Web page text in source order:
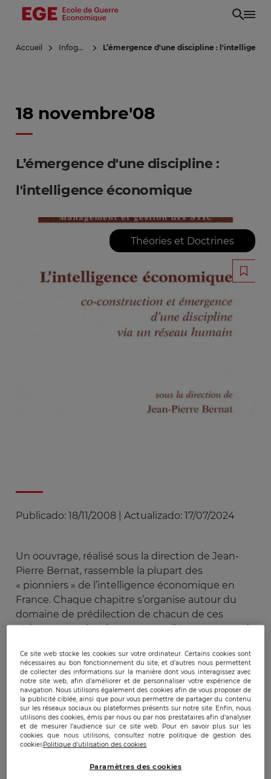
Aller
principal
Accueil Infoguerre L’émergence d'une discipline :
18 novembre'08
L’émergence d'une discipline :
l'intelligence économique
Théories et Doctrines
Publicado: 18/11/2008 Actualizado: 17/07/2024
Un oouvrage, réalisé sous la direction de Jean-
Pierre Bernat, rassemble la plupart des
« pionniers » de l’intelligence économique en
France. Chaque chapitre s’organise autour du
domaine de prédilection de chacun de ces
rédacteurs, qui reviennent sur « l’émergence » de
Du management stratégique de
l'information
L’intelligence économique a mauvaise presse en
raison de son assimilation aux pratiques
d’espionnage. Malgré une distinction claire entre
l’autre), l’amalgame est facile et rapidement fait.
Ce site web stocke les cookies sur votre ordinateur. Certains cookies sont
nécessaires au bon fonctionnement du site, et d’autres nous permettent
de collecter des informations sur la manière dont vous interagissez avec
notre site web, afin d’améliorer et de personnaliser votre expérience de
navigation. Nous utilisons également des cookies afin de vous proposer de
la publicité ciblée, ainsi que pour vous permettre de partager du contenu
sur les réseaux sociaux ou plateformes présents sur notre site. Enfin, nous
utilisons des cookies, émis par nous ou par nos prestataires afin d’analyser
et de mesurer l’audience sur ce site web. Pour en savoir plus sur les
cookies que nous utilisons, consultez notre politique de gestion des
cookiesPolitique d'utilisation des cookies
Paramètres des cookies